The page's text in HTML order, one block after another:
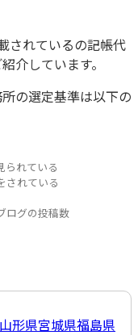
されているの記帳代
介しています。
の選定基準は以下の
られている
されている
ログの投稿数
山形県宮城県福島県